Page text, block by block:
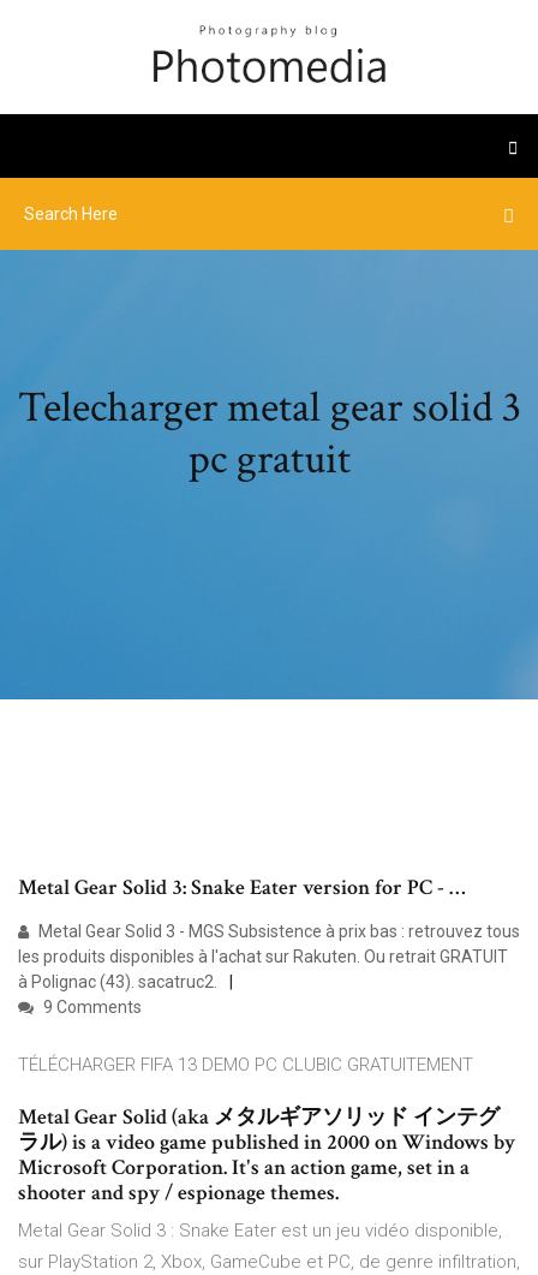
Telecharger metal gear solid 3
pc gratuit
Metal Gear Solid 3: Snake Eater version for PC - …
Metal Gear Solid 3 - MGS Subsistence à prix bas : retrouvez tous
les produits disponibles à l'achat sur Rakuten. Ou retrait GRATUIT
à Polignac (43). sacatruc2.
9 Comments
TÉLÉCHARGER FIFA 13 DEMO PC CLUBIC GRATUITEMENT
Metal Gear Solid (aka メタルギアソリッド インテグ
ラル) is a video game published in 2000 on Windows by
Microsoft Corporation. It's an action game, set in a
shooter and spy / espionage themes.
Metal Gear Solid 3 : Snake Eater est un jeu vidéo disponible,
sur PlayStation 2, Xbox, GameCube et PC, de genre infiltration,